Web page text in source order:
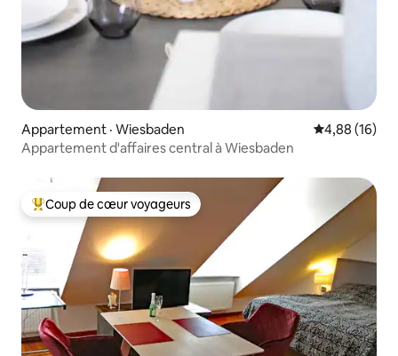
Appartement · Wiesbaden Note
4,88 (16)
Appartement d'affaires central à Wiesbaden
Coup de cœur voyageurs parmi les plus aimés
Coup de cœur voyageurs